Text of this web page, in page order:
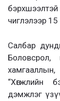
чиглэлээр
Салбар
Боловсрол,
“Хөгжлийн
дэмжлэг